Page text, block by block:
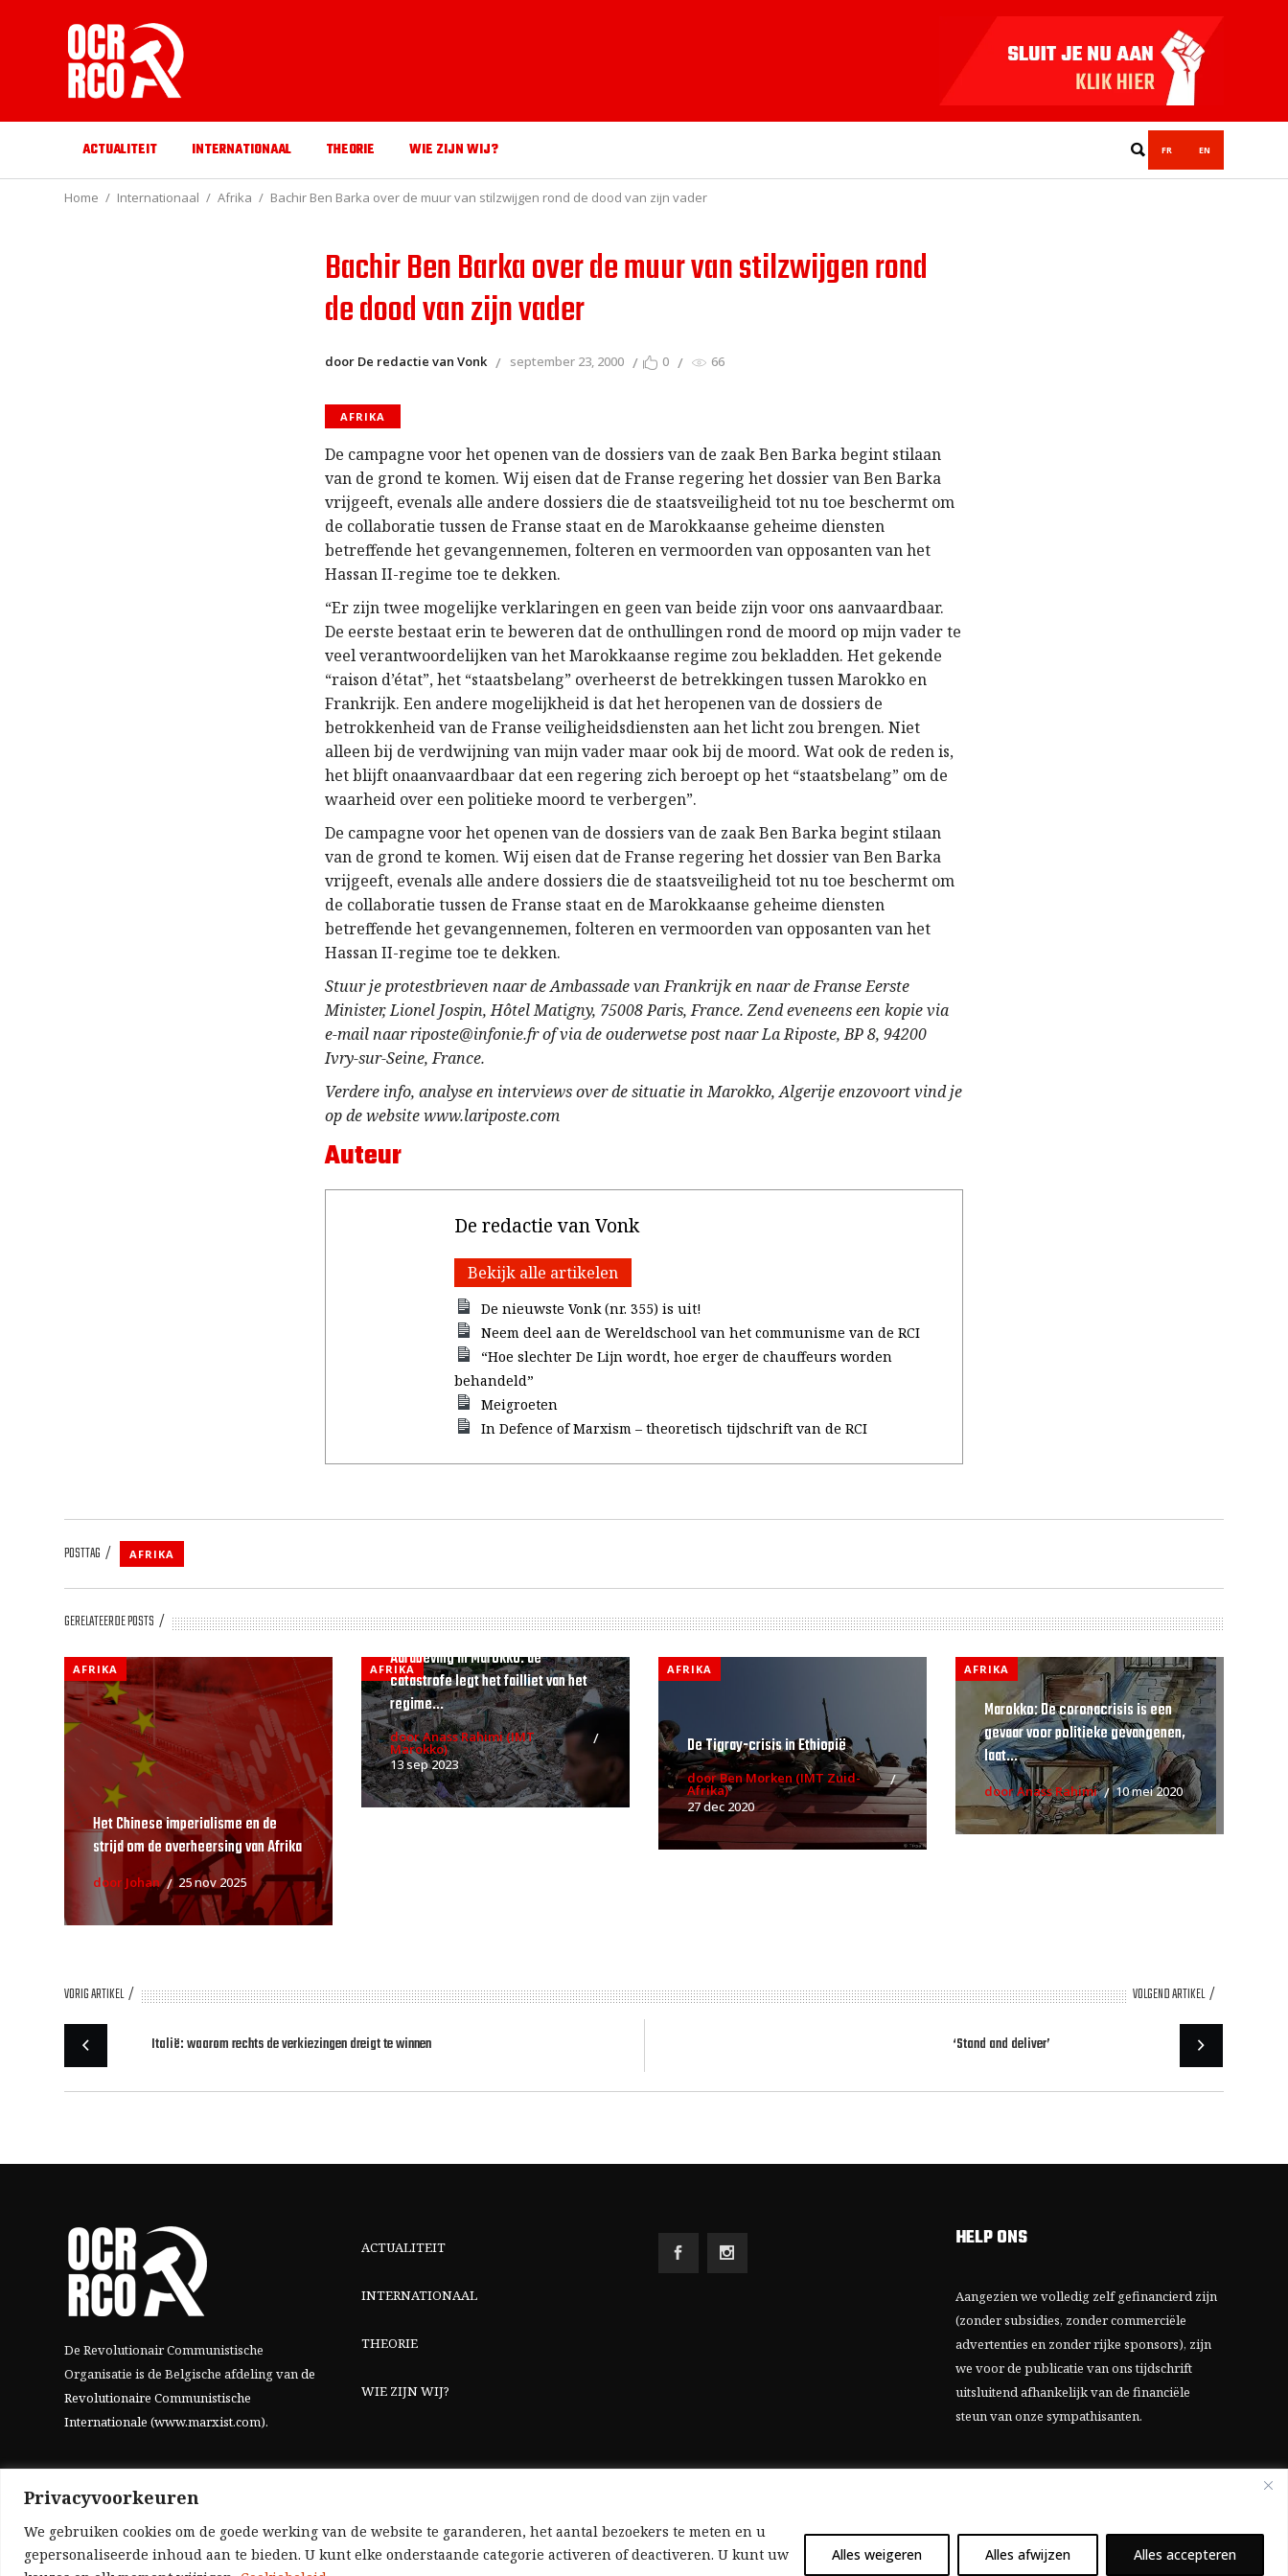
Privacyvoorkeuren
We gebruiken cookies om de goede werking van de website te garanderen, het aantal bezoekers te meten en u
gepersonaliseerde inhoud aan te bieden. U kunt elke onderstaande categorie activeren of deactiveren. U kunt uw
Alles weigeren Alles afwijzen Alles accepteren
ACTUALITEIT INTERNATIONAAL THEORIE WIE ZIJN WIJ? FR EN
Home Internationaal Afrika Bachir Ben Barka over de muur van stilzwijgen rond de dood van zijn vader
Bachir Ben Barka over de muur van stilzwijgen rond
de dood van zijn vader
door De redactie van Vonk september 23, 2000 0 66
AFRIKA
De campagne voor het openen van de dossiers van de zaak Ben Barka begint stilaan
van de grond te komen. Wij eisen dat de Franse regering het dossier van Ben Barka
vrijgeeft, evenals alle andere dossiers die de staatsveiligheid tot nu toe beschermt om
de collaboratie tussen de Franse staat en de Marokkaanse geheime diensten
betreffende het gevangennemen, folteren en vermoorden van opposanten van het
Hassan II-regime toe te dekken.
“Er zijn twee mogelijke verklaringen en geen van beide zijn voor ons aanvaardbaar.
De eerste bestaat erin te beweren dat de onthullingen rond de moord op mijn vader te
veel verantwoordelijken van het Marokkaanse regime zou bekladden. Het gekende
“raison d’état”, het “staatsbelang” overheerst de betrekkingen tussen Marokko en
Frankrijk. Een andere mogelijkheid is dat het heropenen van de dossiers de
betrokkenheid van de Franse veiligheidsdiensten aan het licht zou brengen. Niet
alleen bij de verdwijning van mijn vader maar ook bij de moord. Wat ook de reden is,
het blijft onaanvaardbaar dat een regering zich beroept op het “staatsbelang” om de
waarheid over een politieke moord te verbergen”.
De campagne voor het openen van de dossiers van de zaak Ben Barka begint stilaan
van de grond te komen. Wij eisen dat de Franse regering het dossier van Ben Barka
vrijgeeft, evenals alle andere dossiers die de staatsveiligheid tot nu toe beschermt om
de collaboratie tussen de Franse staat en de Marokkaanse geheime diensten
betreffende het gevangennemen, folteren en vermoorden van opposanten van het
Hassan II-regime toe te dekken.
Stuur je protestbrieven naar de Ambassade van Frankrijk en naar de Franse Eerste
Minister, Lionel Jospin, Hôtel Matigny, 75008 Paris, France. Zend eveneens een kopie via
e-mail naar riposte@infonie.fr of via de ouderwetse post naar La Riposte, BP 8, 94200
Ivry-sur-Seine, France.
Verdere info, analyse en interviews over de situatie in Marokko, Algerije enzovoort vind je
op de website www.lariposte.com
Auteur
De redactie van Vonk
Bekijk alle artikelen
De nieuwste Vonk (nr. 355) is uit!
Neem deel aan de Wereldschool van het communisme van de RCI
“Hoe slechter De Lijn wordt, hoe erger de chauffeurs worden
behandeld”
Meigroeten
In Defence of Marxism – theoretisch tijdschrift van de RCI
POSTTAG AFRIKA
GERELATEERDE POSTS
AFRIKA
Het Chinese imperialisme en de
strijd om de overheersing van Afrika
door Johan 25 nov 2025
AFRIKAAardbeving in Marokko: de
catastrofe legt het failliet van het
regime...
door Anass Rahimi (IMT
Marokko)
13 sep 2023
AFRIKA
De Tigray-crisis in Ethiopië
door Ben Morken (IMT Zuid-
Afrika)
27 dec 2020
AFRIKA
Marokko: De coronacrisis is een
gevaar voor politieke gevangenen,
laat...
door Anass Rahimi 10 mei 2020
VORIG ARTIKEL VOLGEND ARTIKEL
Italië: waarom rechts de verkiezingen dreigt te winnen ‘Stand and deliver’
De Revolutionair Communistische
Organisatie is de Belgische afdeling vande
Revolutionaire Communistische
Internationale (www.marxist.com).
ACTUALITEIT
INTERNATIONAAL
THEORIE
WIE ZIJN WIJ?
HELP ONS
Aangezien we volledig zelf gefinancierd zijn
(zonder subsidies, zonder commerciële
advertenties en zonder rijke sponsors), zijn
we voor de publicatie van ons tijdschrift
uitsluitend afhankelijk van de financiële
steun van onze sympathisanten.
Bij voorbaat dank voor uw solidariteit.